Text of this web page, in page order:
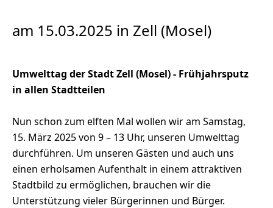
am 15.03.2025 in Zell (Mosel)
Umwelttag der Stadt Zell (Mosel) - Frühjahrsputz
in allen Stadtteilen
Nun schon zum elften Mal wollen wir am Samstag,
15. März 2025 von 9 – 13 Uhr, unseren Umwelttag
durchführen. Um unseren Gästen und auch uns
einen erholsamen Aufenthalt in einem attraktiven
Stadtbild zu ermöglichen, brauchen wir die
Unterstützung vieler Bürgerinnen und Bürger.